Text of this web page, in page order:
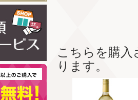
こちらを購入
ります。